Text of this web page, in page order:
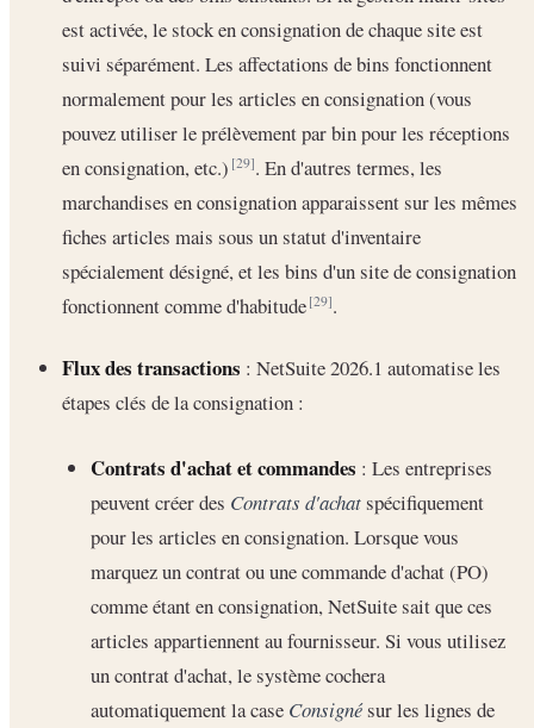
est activée, le stock en consignation de chaque site est
suivi séparément. Les affectations de bins fonctionnent
normalement pour les articles en consignation (vous
pouvez utiliser le prélèvement par bin pour les réceptions
en consignation, etc.)[29]. En d'autres termes, les
marchandises en consignation apparaissent sur les mêmes
fiches articles mais sous un statut d'inventaire
spécialement désigné, et les bins d'un site de consignation
fonctionnent comme d'habitude[29].
Flux des transactions : NetSuite 2026.1 automatise les
étapes clés de la consignation :
Contrats d'achat et commandes : Les entreprises
peuvent créer des Contrats d'achatspécifiquement
pour les articles en consignation. Lorsque vous
marquez un contrat ou une commande d'achat (PO)
comme étant en consignation, NetSuite sait que ces
articles appartiennent au fournisseur. Si vous utilisez
un contrat d'achat, le système cochera
automatiquement la case Consignésur les lignes de